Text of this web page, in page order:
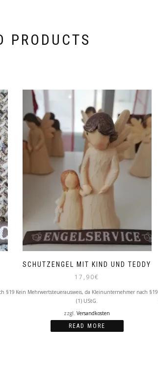
PRODUCTS
§19
SCHUTZENGEL MIT KIND UND TEDDY
17,90€
Kein Mehrwertsteuerausweis, da Kleinunternehmer nach §19
(1) UStG.
zzgl.Versandkosten
READ MORE